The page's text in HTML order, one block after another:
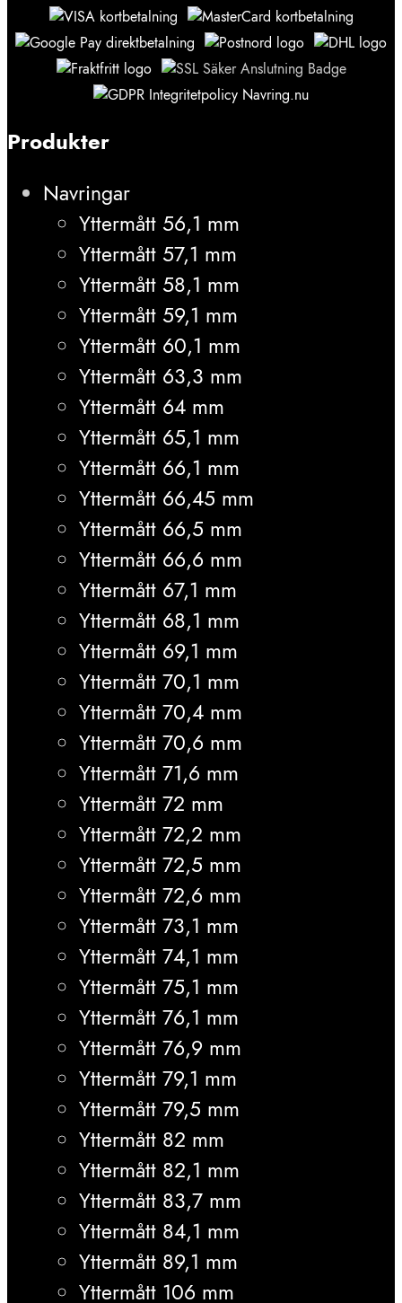
Produkter
Navringar
Yttermått 56,1 mm
Yttermått 57,1 mm
Yttermått 58,1 mm
Yttermått 59,1 mm
Yttermått 60,1 mm
Yttermått 63,3 mm
Yttermått 64 mm
Yttermått 65,1 mm
Yttermått 66,1 mm
Yttermått 66,45 mm
Yttermått 66,5 mm
Yttermått 66,6 mm
Yttermått 67,1 mm
Yttermått 68,1 mm
Yttermått 69,1 mm
Yttermått 70,1 mm
Yttermått 70,4 mm
Yttermått 70,6 mm
Yttermått 71,6 mm
Yttermått 72 mm
Yttermått 72,2 mm
Yttermått 72,5 mm
Yttermått 72,6 mm
Yttermått 73,1 mm
Yttermått 74,1 mm
Yttermått 75,1 mm
Yttermått 76,1 mm
Yttermått 76,9 mm
Yttermått 79,1 mm
Yttermått 79,5 mm
Yttermått 82 mm
Yttermått 82,1 mm
Yttermått 83,7 mm
Yttermått 84,1 mm
Yttermått 89,1 mm
Yttermått 106 mm